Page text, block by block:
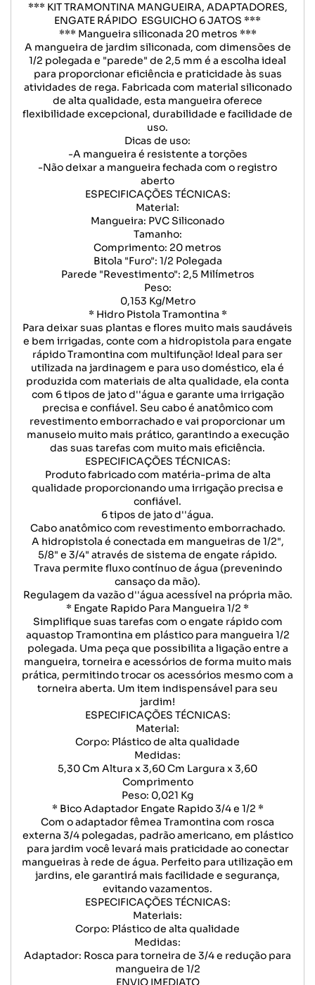
*** KIT TRAMONTINA MANGUEIRA, ADAPTADORES,
ENGATE RÁPIDO ESGUICHO 6 JATOS ***
*** Mangueira siliconada 20 metros ***
A mangueira de jardim siliconada, com dimensões de
1/2 polegada e "parede" de 2,5 mm é a escolha ideal
para proporcionar eficiência e praticidade às suas
atividades de rega. Fabricada com material siliconado
de alta qualidade, esta mangueira oferece
flexibilidade excepcional, durabilidade e facilidade de
uso.
Dicas de uso:
-A mangueira é resistente a torções
-Não deixar a mangueira fechada com o registro
aberto
ESPECIFICAÇÕES TÉCNICAS:
Material:
Mangueira: PVC Siliconado
Tamanho:
Comprimento: 20 metros
Bitola "Furo": 1/2 Polegada
Parede "Revestimento": 2,5 Milímetros
Peso:
0,153 Kg/Metro
* Hidro Pistola Tramontina *
Para deixar suas plantas e flores muito mais saudáveis
e bem irrigadas, conte com a hidropistola para engate
rápido Tramontina com multifunção! Ideal para ser
utilizada na jardinagem e para uso doméstico, ela é
produzida com materiais de alta qualidade, ela conta
com 6 tipos de jato d''água e garante uma irrigação
precisa e confiável. Seu cabo é anatômico com
revestimento emborrachado e vai proporcionar um
manuseio muito mais prático, garantindo a execução
das suas tarefas com muito mais eficiência.
ESPECIFICAÇÕES TÉCNICAS:
Produto fabricado com matéria-prima de alta
qualidade proporcionando uma irrigação precisa e
confiável.
6 tipos de jato d''água.
Cabo anatômico com revestimento emborrachado.
A hidropistola é conectada em mangueiras de 1/2",
5/8" e 3/4" através de sistema de engate rápido.
Trava permite fluxo contínuo de água (prevenindo
cansaço da mão).
Regulagem da vazão d''água acessível na própria mão.
* Engate Rapido Para Mangueira 1/2 *
Simplifique suas tarefas com o engate rápido com
aquastop Tramontina em plástico para mangueira 1/2
polegada. Uma peça que possibilita a ligação entre a
mangueira, torneira e acessórios de forma muito mais
prática, permitindo trocar os acessórios mesmo com a
torneira aberta. Um item indispensável para seu
jardim!
ESPECIFICAÇÕES TÉCNICAS:
Material:
Corpo: Plástico de alta qualidade
Medidas:
5,30 Cm Altura x 3,60 Cm Largura x 3,60
Comprimento
Peso: 0,021 Kg
* Bico Adaptador Engate Rapido 3/4 e 1/2 *
Com o adaptador fêmea Tramontina com rosca
externa 3/4 polegadas, padrão americano, em plástico
para jardim você levará mais praticidade ao conectar
mangueiras à rede de água. Perfeito para utilização em
jardins, ele garantirá mais facilidade e segurança,
evitando vazamentos.
ESPECIFICAÇÕES TÉCNICAS:
Materiais:
Corpo: Plástico de alta qualidade
Medidas:
Adaptador: Rosca para torneira de 3/4 e redução para
mangueira de 1/2
ENVIO IMEDIATO